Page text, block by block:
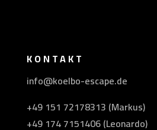
KONTAKT
info@koelbo-escape.de
+49 151 72178313 (Markus)
+49 174 7151406 (Leonardo)